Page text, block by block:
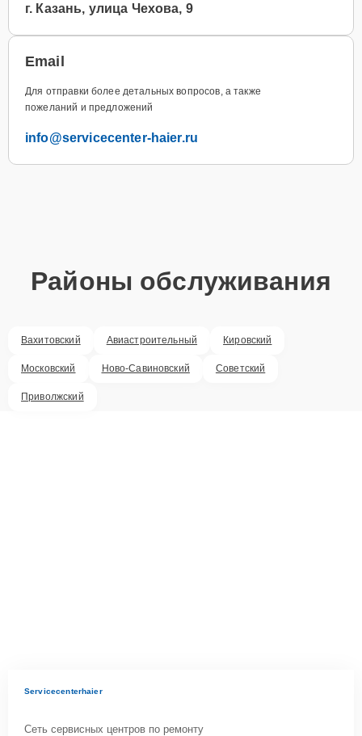
г. Казань, улица Чехова, 9
Email
Для отправки более детальных вопросов, а также
пожеланий и предложений
info@servicecenter-haier.ru
Районы обслуживания
Вахитовский Авиастроительный Кировский
Московский Ново-Савиновский Советский
Приволжский
Servicecenterhaier
Сеть сервисных центров по ремонту